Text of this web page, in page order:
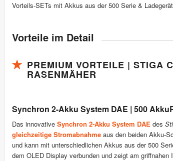
Vorteils-SETs mit Akkus aus der 500 Serie &
Vorteile im Detail
PREMIUM VORTEILE | STIGA
RASENMÄHER
Synchron 2-Akku System DAE | 500
Das innovative Synchron 2-Akku System DAE des
gleichzeitige Stromabnahme aus den beiden Akku-
und kann mit unterschiedlichen Akkus aus der 500
dem OLED Display verbunden und zeigt am